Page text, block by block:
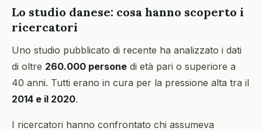
Lo studio danese: cosa hanno scoperto i
ricercatori
Uno studio pubblicato di recente ha analizzato i dati
di oltre 260.000 persone di età pari o superiore a
40 anni. Tutti erano in cura per la pressione alta tra il
2014 e il 2020.
I ricercatori hanno confrontato chi assumeva